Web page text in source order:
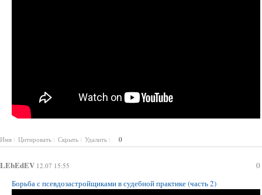
Имя Цитировать Скрыть Удалить 0
0
LEbEdEV 12.07 15:55
Борьба с псевдозастройщиками в судебной практике (часть 2)